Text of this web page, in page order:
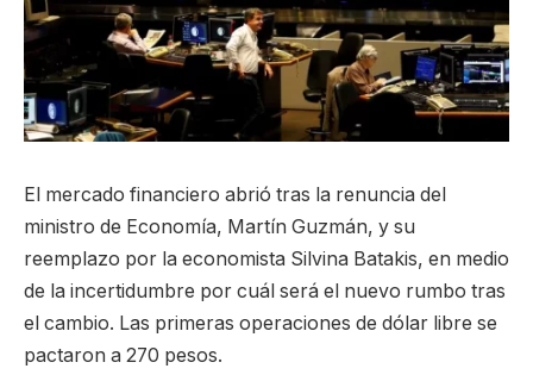
El mercado financiero abrió tras la renuncia del
ministro de Economía, Martín Guzmán, y su
reemplazo por la economista Silvina Batakis, en medio
de la incertidumbre por cuál será el nuevo rumbo tras
el cambio. Las primeras operaciones de dólar libre se
pactaron a 270 pesos.